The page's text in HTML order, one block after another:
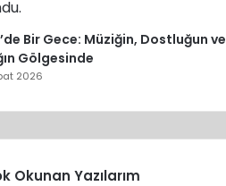
Bir Gece: Müziğin, Dostluğun ve
Gölgesinde
2026
Okunan Yazılarım